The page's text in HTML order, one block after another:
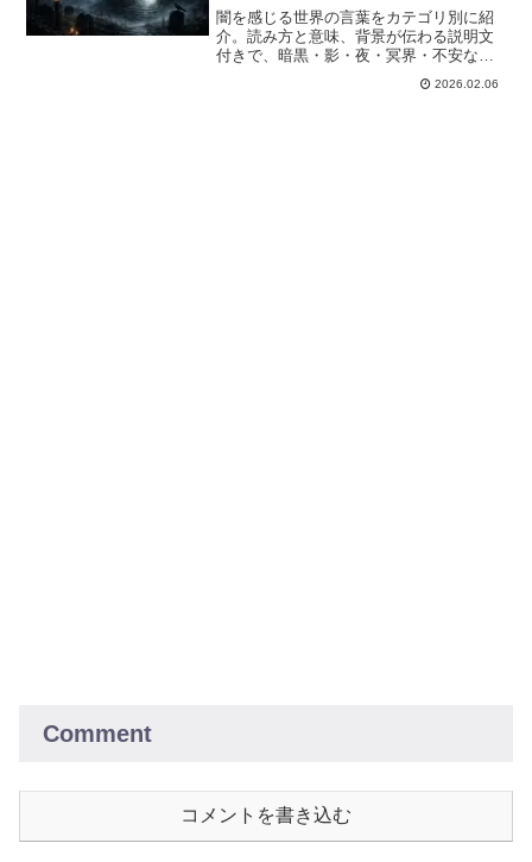
闇を感じる世界の言葉をカテゴリ別に紹
介。読み方と意味、背景が伝わる説明文
付きで、暗黒・影・夜・冥界・不安など
幅広い表現を収録。名づけや創作、文章
表現の参考にもなる一覧です。
2026.02.06
Comment
コメントを書き込む